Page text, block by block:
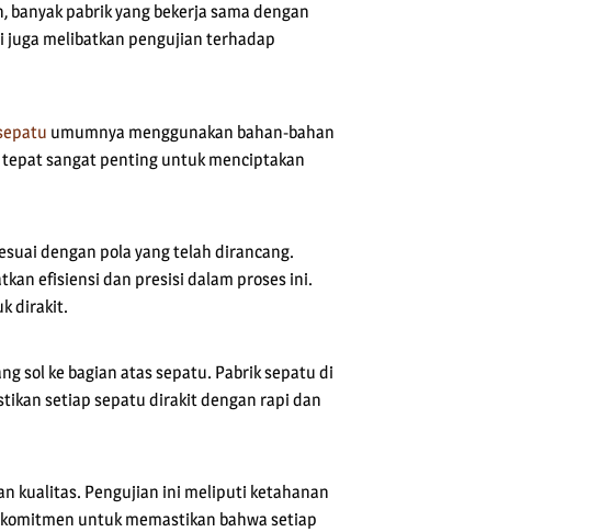
pabrik yang bekerja sama dengan
juga melibatkan pengujian terhadap
umumnya menggunakan bahan-bahan
sangat penting untuk menciptakan
dengan pola yang telah dirancang.
efisiensi dan presisi dalam proses ini.
dirakit.
sol ke bagian atas sepatu. Pabrik sepatu di
setiap sepatu dirakit dengan rapi dan
kualitas. Pengujian ini meliputi ketahanan
untuk memastikan bahwa setiap